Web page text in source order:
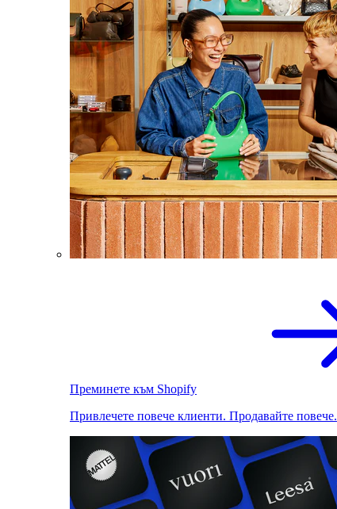
Преминете към Shopify
Привлечете повече клиенти. Продавайте повече.